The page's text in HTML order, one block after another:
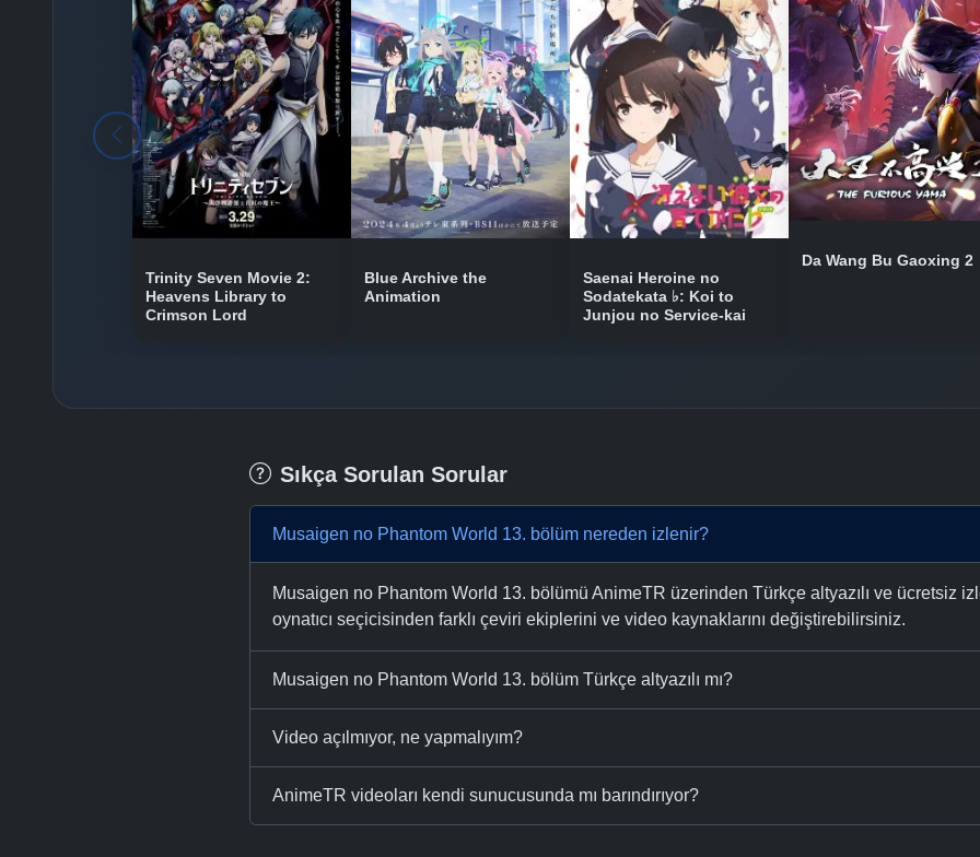
Trinity Seven Movie 2:
Heavens Library to
Crimson Lord
Blue Archive the
Animation
Saenai Heroine no
Sodatekata ♭: Koi to
Junjou no Service-kai
Da Wang Bu Gaoxing 2
Sıkça Sorulan Sorular
Musaigen no Phantom World 13. bölüm nereden izlenir?
Musaigen no Phantom World 13. bölümü AnimeTR üzerinden Türkçe altyazılı ve ücretsiz
oynatıcı seçicisinden farklı çeviri ekiplerini ve video kaynaklarını değiştirebilirsiniz.
Musaigen no Phantom World 13. bölüm Türkçe altyazılı mı?
Video açılmıyor, ne yapmalıyım?
AnimeTR videoları kendi sunucusunda mı barındırıyor?